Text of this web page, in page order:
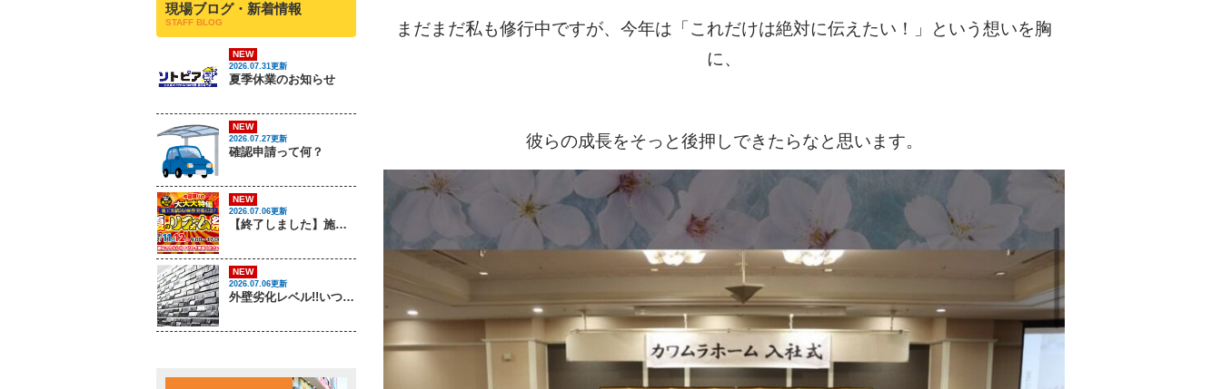
まだまだ私も修行中ですが、今年は「これだけは絶対に伝えたい！」という想いを胸
に、
彼らの成長をそっと後押しできたらなと思います。
現場ブログ・新着情報
STAFF BLOG
NEW
2026.07.31更新
夏季休業のお知らせ
NEW
2026.07.27更新
確認申請って何？
NEW
2026.07.06更新
【終了しました】施工実績50,000件突破記念！夏のリフォーム祭 開催します！
NEW
2026.07.06更新
外壁劣化レベル!!いつでもソトピアに相談してください！